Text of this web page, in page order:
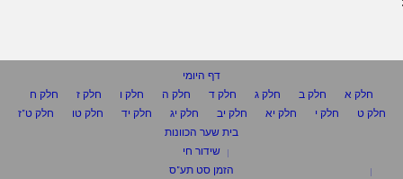
דף היומי
חלק א
חלק ב חלק ג חלק ד חלק ה חלק ו חלק ז
חלק ח
חלק ט
חלק י חלק יא חלק יב חלק יג חלק יד חלק טו
חלק ט"ז
בית שער הכוונות
שידור חי
הזמן סט תע"ס